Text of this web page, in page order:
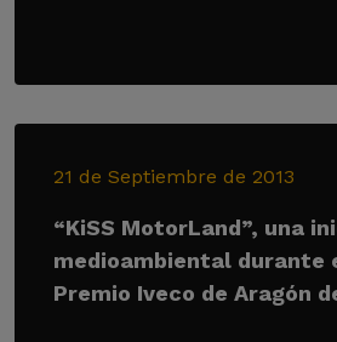
21 de Septiembre de 2013
“KiSS MotorLand”, una
medioambiental durante
Premio Iveco de Aragón